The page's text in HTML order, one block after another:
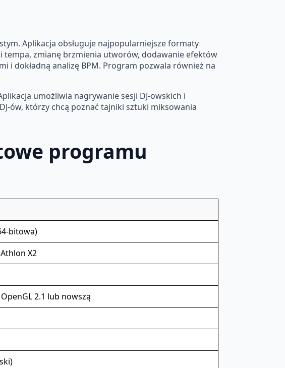
Aplikacja obsługuje najpopularniejsze formaty
tempa, zmianę brzmienia utworów, dodawanie efektów
i dokładną analizę BPM. Program pozwala również na
umożliwia nagrywanie sesji DJ-owskich i
ów, którzy chcą poznać tajniki sztuki miksowania
programu
bitowa)
X2
2.1 lub nowszą